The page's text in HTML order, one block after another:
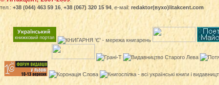
тел.: +38 (044) 463 59 16 +38 (067) 320 15 94 , е-маіl: redaktor(вухо)litakcent.com